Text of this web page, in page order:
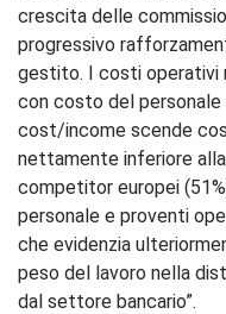
crescita delle
progressivo
gestito. I costi operativi
con costo del
cost/income scende
nettamente inferiore
competitor europei
personale e proventi
che evidenzia
peso del lavoro nella
dal settore bancario”.